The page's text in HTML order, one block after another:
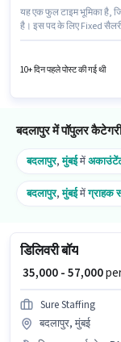
यह एक फुल टाइम भूमिका है,
है। इस पद के लिए Fixed
लिए आवेदक के पास टू-व्हीलर
10+ दिन पहले पोस्ट की गई थी
बदलापुर में पॉपुलर
बदलापुर,मुंबईमें
बदलापुर,मुंबईमेंग्राहक
डिलिवरी बॉय
₹ 35,000 - 57,000
Sure Staffing
बदलापुर, मुंबई